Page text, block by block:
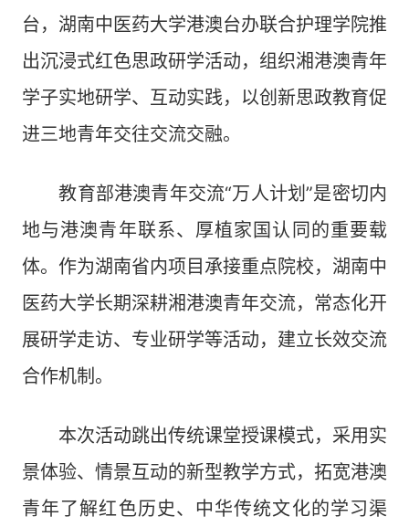
台，湖南中医药大学港澳台办联合护理学院推
出沉浸式红色思政研学活动，组织湘港澳青年
学子实地研学、互动实践，以创新思政教育促
进三地青年交往交流交融。
教育部港澳青年交流“万人计划”是密切内
地与港澳青年联系、厚植家国认同的重要载
体。作为湖南省内项目承接重点院校，湖南中
医药大学长期深耕湘港澳青年交流，常态化开
展研学走访、专业研学等活动，建立长效交流
合作机制。
本次活动跳出传统课堂授课模式，采用实
景体验、情景互动的新型教学方式，拓宽港澳
青年了解红色历史、中华传统文化的学习渠